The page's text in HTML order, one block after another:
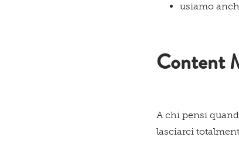
usiamo
Content
A chi pensi
lasciarci